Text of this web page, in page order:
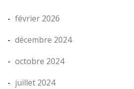
février 2026
décembre 2024
octobre 2024
juillet 2024